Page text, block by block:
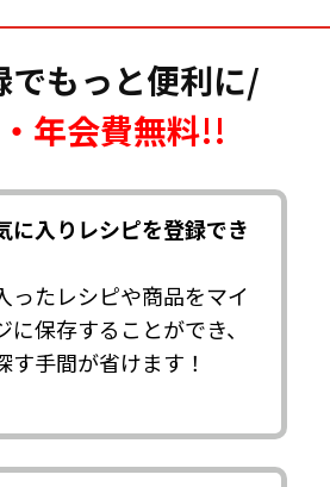
でもっと便利に/
年会費無料!!
入りレシピを登録でき
ったレシピや商品をマイ
に保存することができ、
す手間が省けます！